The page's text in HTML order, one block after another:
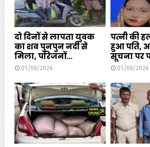
दो दिनों से लापता युवक
का शव पुनपुन नदी से
मिला, परिजनों...
01/08/2026
पत्नी की
हुआ पति,
सूचना पर
01/08/2026